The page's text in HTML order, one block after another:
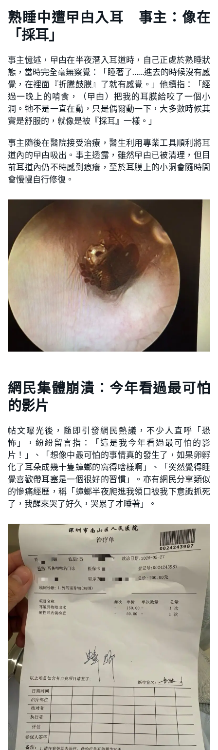
熟睡中遭曱甴入耳 事主：像在
「採耳」
事主憶述，曱甴在半夜潛入耳道時，自己正處於熟睡狀
態，當時完全毫無察覺：「睡著了……進去的時候沒有感
覺，在裡面『折騰鼓膜』了就有感覺。」他續指：「經
過一晚上的啃食，（曱甴）把我的耳膜給咬了一個小
洞。牠不是一直在動，只是偶爾動一下，大多數時候其
實是舒服的，就像是被『採耳』一樣。」
事主隨後在醫院接受治療，醫生利用專業工具順利將耳
道內的曱甴吸出。事主透露，雖然曱甴已被清理，但目
前耳道內仍不時感到痕癢，至於耳膜上的小洞會隨時間
會慢慢自行修復。
網民集體崩潰：今年看過最可怕
的影片
帖文曝光後，隨即引發網民熱議，不少人直呼「恐
怖」，紛紛留言指：「這是我今年看過最可怕的影
片！」、「想像中最可怕的事情真的發生了，如果卵孵
化了耳朵成幾十隻蟑螂的窩得啥樣啊」、「突然覺得睡
覺喜歡帶耳塞是一個很好的習慣」。亦有網民分享類似
的慘痛經歷，稱「蟑螂半夜爬進我領口被我下意識抓死
了，我醒來哭了好久，哭累了才睡著」。